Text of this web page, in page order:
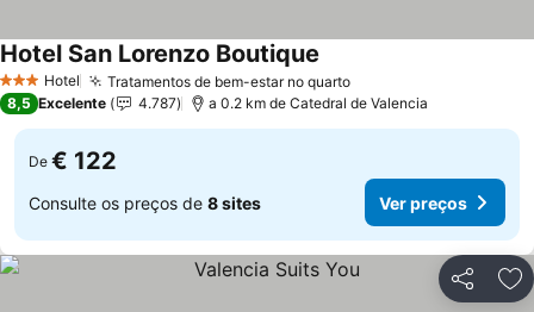
3 EstrelasHotel Tratamentos de bem-estar no quartoVer preços
Hotel San Lorenzo Boutique
8,5 Excelente 4.787 a 0.2 km de Catedral de Valencia
De € 122
Consulte os preços de 8 sites Ver preços
Partilhar